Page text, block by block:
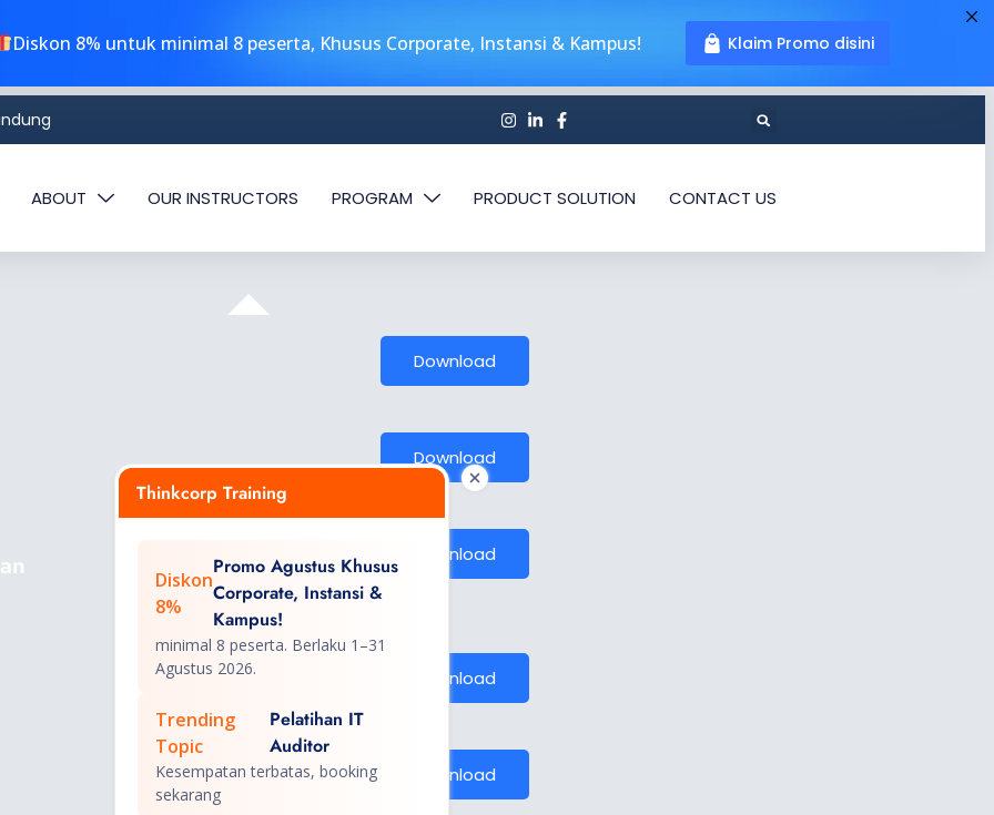
Diskon 8% untuk minimal 8 peserta, Khusus Corporate, Instansi & Kampus! Klaim Promo disini
ABOUT OUR INSTRUCTORS PROGRAM PRODUCT SOLUTION CONTACT US
Download
Download
Download
Download
Download
Thinkcorp Training
Diskon
8%
Promo Agustus Khusus
Corporate, Instansi &
Kampus!
minimal 8 peserta. Berlaku 1–31
Agustus 2026.
Trending
Topic
Pelatihan IT
Auditor
Kesempatan terbatas, booking
sekarang